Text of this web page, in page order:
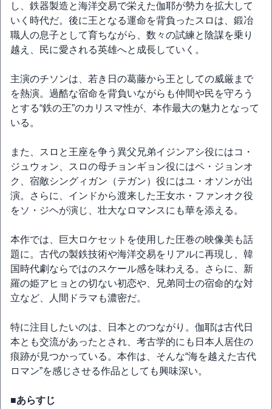
し、鉄器製造と海洋交易で栄えた伽耶が勢力を拡大して
いく時代だ。後に王となる運命を背負ったスロは、鍛冶
職人の息子として育ちながら、数々の試練と陰謀を乗り
越え、民に愛される英雄へと成長していく。
主演のチソンは、若き日の葛藤から王としての威厳まで
を熱演。過酷な宿命を背負いながらも仲間や民を守ろう
とする“鉄の王”のカリスマ性が、本作最大の魅力となって
いる。
また、スロと王座を争う異父兄弟イジンアシ役にはコ・
ジュウォン、スロの母チョンギョン役にはペ・ジョンオ
ク、宿敵シングィガン（テガン）役にはユ・オソンが出
演。さらに、インドから渡来した王女ホ・ファンオク役
をソ・ジヘが演じ、壮大なロマンスにも華を添える。
本作では、巨大ロケセットを使用した圧巻の映像美も話
題に。古代の製鉄技術や海洋交易をリアルに再現し、韓
国時代劇ならではのスケール感を味わえる。さらに、新
羅の姫アヒョとの切ない初恋や、兄弟同士の宿命的な対
立など、人間ドラマも濃密だ。
特に注目したいのは、日本とのつながり。伽耶は古代日
本とも交流があったとされ、考古学的にも日本人居住の
痕跡が見つかっている。本作は、そんな“海を越えた古代
ロマン”を感じさせる作品としても興味深い。
■あらすじ